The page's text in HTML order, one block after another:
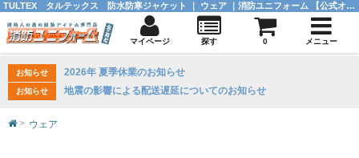
お知らせ 2026年 夏季休業のお知らせ
お知らせ 地震の影響による配送遅延についてのお知らせ
ウェア
TULTEX タルテックス 防水防寒ジャケット ｜ ウェア ｜消防ユニフォーム 【公式オンラインショップ】
マイページ 探す 0 メニュー